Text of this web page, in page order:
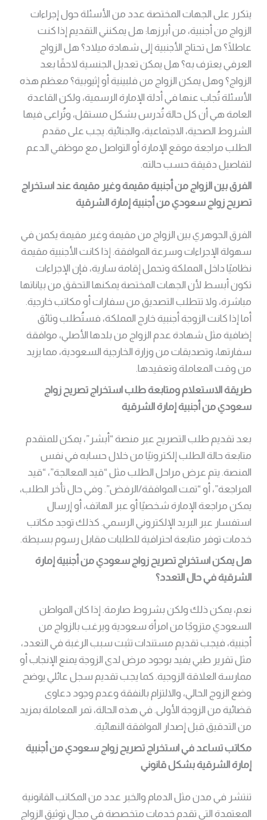
يتكرر على الجهات المختصة عدد من الأسئلة حول إجراءات
الزواج من أجنبية، من أبرزها: هل يمكنني التقديم إذا كنت
عاطلًا؟ هل تحتاج الأجنبية إلى شهادة ميلاد؟ هل الزواج
العرفي يعترف به؟ هل يمكن تعديل الجنسية لاحقًا بعد
الزواج؟ وهل يمكن الزواج من فلبينية أو إثيوبية؟ معظم هذه
الأسئلة تُجاب عنها في أدلة الإمارة الرسمية، ولكن القاعدة
العامة هي أن كل حالة تُدرس بشكل مستقل، وتُراعى فيها
الشروط الصحية، الاجتماعية، والجنائية. يجب على مقدم
الطلب مراجعة موقع الإمارة أو التواصل مع موظفي الدعم
لتفاصيل دقيقة حسب حالته.
الفرق بين الزواج من أجنبية مقيمة وغير مقيمة عند استخراج
تصريح زواج سعودي من أجنبية إمارة الشرقية
الفرق الجوهري بين الزواج من مقيمة وغير مقيمة يكمن في
سهولة الإجراءات وسرعة الموافقة. إذا كانت الأجنبية مقيمة
نظاميًا داخل المملكة وتحمل إقامة سارية، فإن الإجراءات
تكون أبسط لأن الجهات المختصة يمكنها التحقق من بياناتها
مباشرة، ولا تتطلب التصديق من سفارات أو مكاتب خارجية.
أما إذا كانت الزوجة أجنبية خارج المملكة، فستُطلب وثائق
إضافية مثل شهادة عدم الزواج من بلدها الأصلي، موافقة
سفارتها، وتصديقات من وزارة الخارجية السعودية، مما يزيد
من وقت المعاملة وتعقيدها.
طريقة الاستعلام ومتابعة طلب استخراج تصريح زواج
سعودي من أجنبية إمارة الشرقية
بعد تقديم طلب التصريح عبر منصة “أبشر”، يمكن للمتقدم
متابعة حالة الطلب إلكترونيًا من خلال حسابه في نفس
المنصة. يتم عرض مراحل الطلب مثل “قيد المعالجة”، “قيد
المراجعة”، أو “تمت الموافقة/الرفض”. وفي حال تأخر الطلب،
يمكن مراجعة الإمارة شخصيًا أو عبر الهاتف، أو إرسال
استفسار عبر البريد الإلكتروني الرسمي. كذلك توجد مكاتب
خدمات توفر متابعة احترافية للطلبات مقابل رسوم بسيطة.
هل يمكن استخراج تصريح زواج سعودي من أجنبية إمارة
الشرقية في حال التعدد؟
نعم، يمكن ذلك ولكن بشروط صارمة. إذا كان المواطن
السعودي متزوجًا من امرأة سعودية ويرغب بالزواج من
أجنبية، فيجب تقديم مستندات تثبت سبب الرغبة في التعدد،
مثل تقرير طبي يفيد بوجود مرض لدى الزوجة يمنع الإنجاب أو
ممارسة العلاقة الزوجية. كما يجب تقديم سجل عائلي يوضح
وضع الزوج الحالي، والالتزام بالنفقة وعدم وجود دعاوى
قضائية من الزوجة الأولى. في هذه الحالة، تمر المعاملة بمزيد
من التدقيق قبل إصدار الموافقة النهائية.
مكاتب تساعد في استخراج تصريح زواج سعودي من أجنبية
إمارة الشرقية بشكل قانوني
تنتشر في مدن مثل الدمام والخبر عدد من المكاتب القانونية
المعتمدة التي تقدم خدمات متخصصة في مجال توثيق الزواج